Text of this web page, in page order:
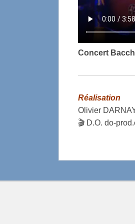
Concert
Réalisation
Olivier
🎬 D.O. do-